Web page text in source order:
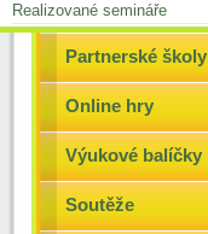
Realizované semináře
Partnerské školy
Online hry
Výukové balíčky
Soutěže